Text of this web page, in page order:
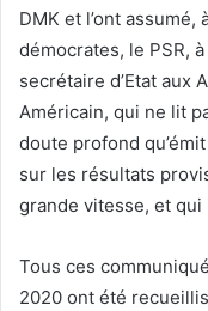
DMK et l’ont assumé,
démocrates, le PSR,
secrétaire d’Etat aux
Américain, qui ne lit
doute profond qu’émit
sur les résultats
grande vitesse, et
Tous ces
2020 ont été